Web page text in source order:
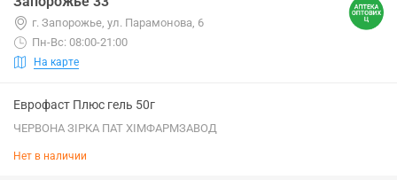
г. Запорожье, ул. Парамонова, 6
Пн-Вс: 08:00-21:00
На карте
Еврофаст Плюс гель 50г
ЧЕРВОНА ЗІРКА ПАТ ХІМФАРМЗАВОД
Нет в наличии